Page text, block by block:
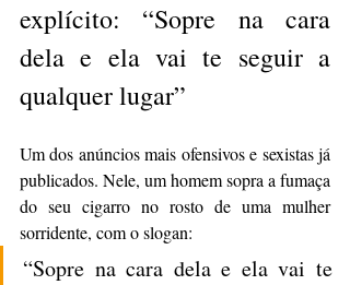
explícito: “Sopre na cara
dela e ela vai te seguir a
qualquer lugar”
Um dos anúncios mais ofensivos e sexistas já
publicados. Nele, um homem sopra a fumaça
do seu cigarro no rosto de uma mulher
sorridente, com o slogan:
“Sopre na cara dela e ela vai te